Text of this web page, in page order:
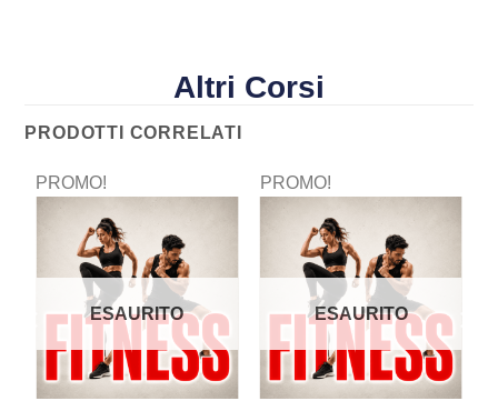
Altri Corsi
PRODOTTI CORRELATI
PROMO!
ESAURITO
PROMO!
ESAURITO